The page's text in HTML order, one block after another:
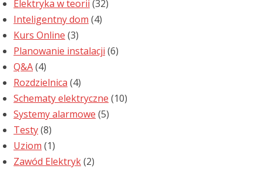
Elektryka w teorii (32)
Inteligentny dom (4)
Kurs Online (3)
Planowanie instalacji (6)
Q&A(4)
Rozdzielnica (4)
Schematy elektryczne (10)
Systemy alarmowe (5)
Testy(8)
Uziom (1)
Zawód Elektryk(2)